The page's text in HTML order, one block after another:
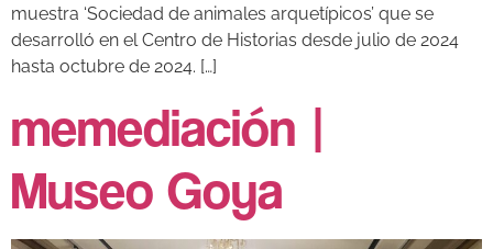
muestra ‘Sociedad de animales arquetípicos’ que se
desarrolló en el Centro de Historias desde julio de 2024
hasta octubre de 2024. […]
memediación |
Museo Goya